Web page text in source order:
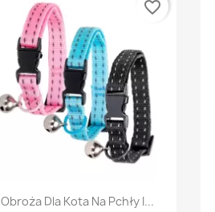
Szybki podgląd
Obroża Dla Kota Na Pchły I...
favorite_border